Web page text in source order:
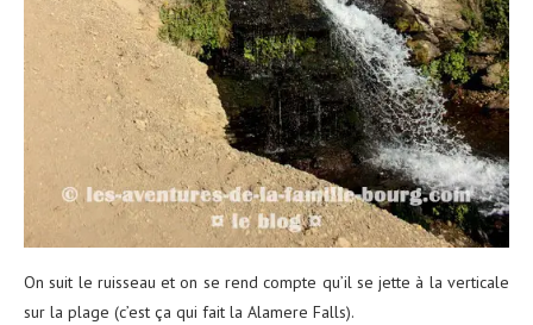
On suit le ruisseau et on se rend compte qu’il se jette à la verticale
sur la plage (c’est ça qui fait la Alamere Falls).